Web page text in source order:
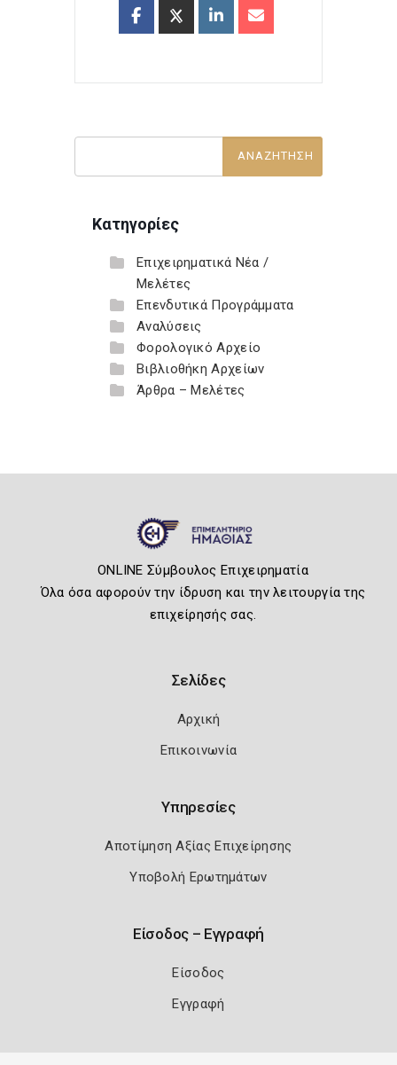
Κατηγορίες
Επιχειρηματικά Νέα /
Μελέτες
Επενδυτικά Προγράμματα
Αναλύσεις
Φορολογικό Αρχείο
Βιβλιοθήκη Αρχείων
Άρθρα – Μελέτες
ONLINE Σύμβουλος Επιχειρηματία
Όλα όσα αφορούν την ίδρυση και την λειτουργία της
επιχείρησής σας.
Σελίδες
Αρχική
Επικοινωνία
Υπηρεσίες
Αποτίμηση Αξίας Επιχείρησης
Υποβολή Ερωτημάτων
Είσοδος – Εγγραφή
Είσοδος
Εγγραφή